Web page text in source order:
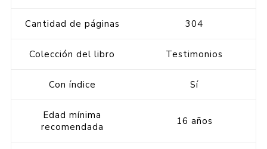
Cantidad de páginas 304
Colección del libro Testimonios
Con índice Sí
Edad mínima
recomendada
16 años